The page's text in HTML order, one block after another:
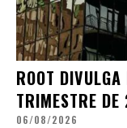
ROOT
TRIMESTRE
06/08/2026